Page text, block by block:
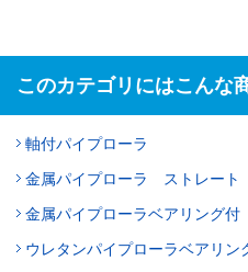
このカテゴリにはこんな
軸付パイプローラ
金属パイプローラ ストレート
金属パイプローラベアリング付
ウレタンパイプローラベアリン